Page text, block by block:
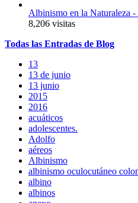
Albinismo en la Naturaleza
8,206 visitas
Todas las Entradas de Blog
13
13 de junio
13 junio
2015
2016
acuáticos
adolescentes.
Adolfo
aéreos
Albinismo
albinismo oculocutáneo
albino
albinos